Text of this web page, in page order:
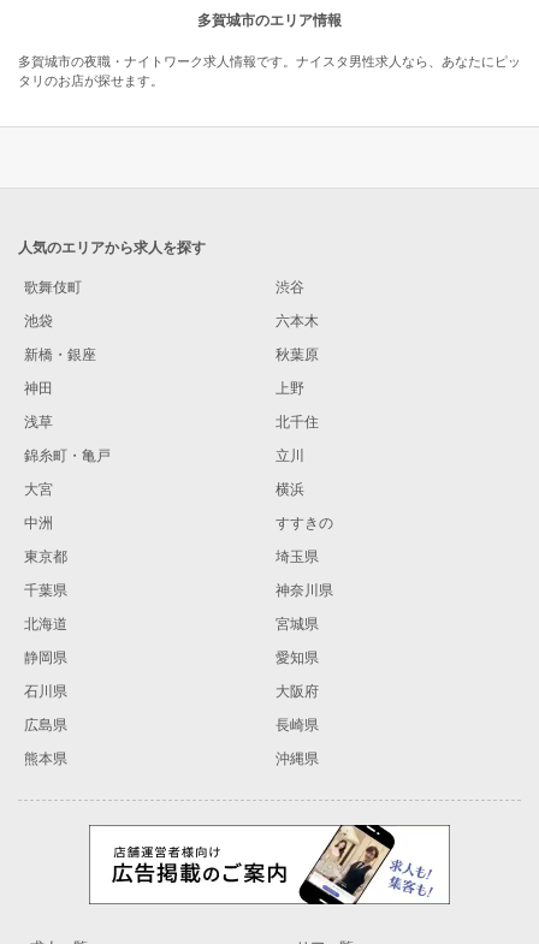
多賀城市のエリア情報
多賀城市の夜職・ナイトワーク求人情報です。ナイスタ男性求人なら、あなたにピッ
タリのお店が探せます。
人気のエリアから求人を探す
歌舞伎町
渋谷
池袋
六本木
新橋・銀座
秋葉原
神田
上野
浅草
北千住
錦糸町・亀戸
立川
大宮
横浜
中洲
すすきの
東京都
埼玉県
千葉県
神奈川県
北海道
宮城県
静岡県
愛知県
石川県
大阪府
広島県
長崎県
熊本県
沖縄県